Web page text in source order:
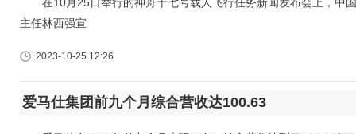
主任林西强宣
2023-10-25 12:26
爱马仕集团前九个月综合营收达100.63